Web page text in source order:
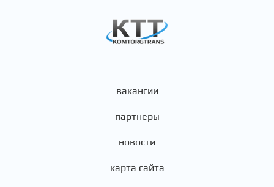
вакансии
партнеры
новости
карта сайта